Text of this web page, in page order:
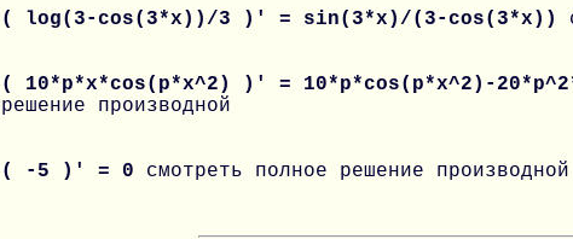
( log(3-cos(3*x))/3 )' = sin(3*x)/(3-cos(3*x))
( 10*p*x*cos(p*x^2) )' = 10*p*cos(p*x^2)-
решение производной
( -5 )' = 0 смотреть полное решение производной